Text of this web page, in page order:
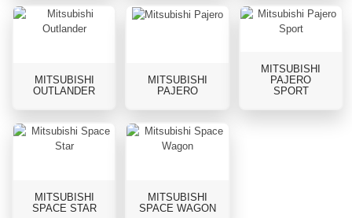
MITSUBISHI
OUTLANDER
MITSUBISHI
PAJERO
MITSUBISHI
PAJERO
SPORT
MITSUBISHI
SPACE STAR
MITSUBISHI
SPACE WAGON